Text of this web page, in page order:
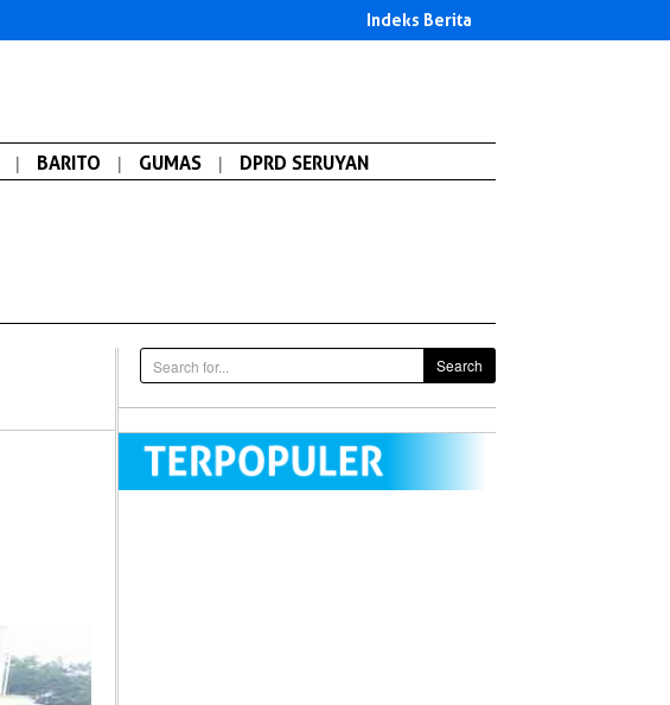
Indeks Berita
| BARITO | GUMAS | DPRD SERUYAN
Search